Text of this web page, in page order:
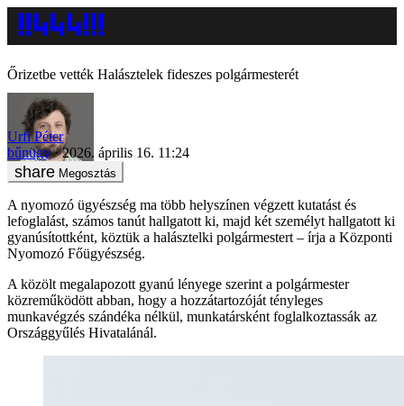
Őrizetbe vették Halásztelek fideszes polgármesterét
Urfi Péter
bűnügy
2026. április 16. 11:24
Megosztás
A nyomozó ügyészség ma több helyszínen végzett kutatást és
lefoglalást, számos tanút hallgatott ki, majd két személyt hallgatott ki
gyanúsítottként, köztük a halásztelki polgármestert – írja a Központi
Nyomozó Főügyészség.
A közölt megalapozott gyanú lényege szerint a polgármester
közreműködött abban, hogy a hozzátartozóját tényleges
munkavégzés szándéka nélkül, munkatársként foglalkoztassák az
Országgyűlés Hivatalánál.